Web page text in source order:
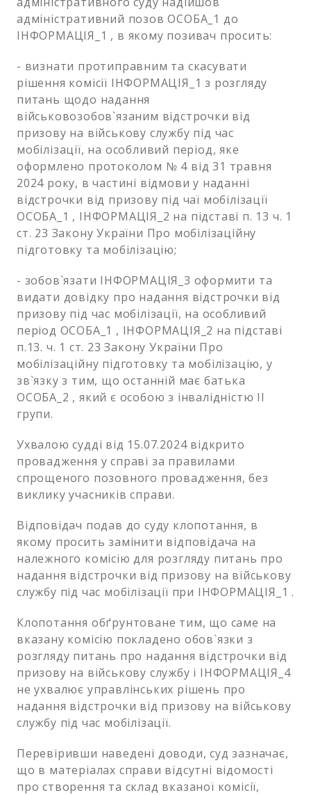
адміністративний позов ОСОБА_1 до
ІНФОРМАЦІЯ_1 , в якому позивач просить:
- визнати протиправним та скасувати
рішення комісії ІНФОРМАЦІЯ_1 з розгляду
питань щодо надання
військовозобов`язаним відстрочки від
призову на військову службу під час
мобілізації, на особливий період, яке
оформлено протоколом № 4 від 31 травня
2024 року, в частині відмови у наданні
відстрочки від призову під чаї мобілізації
ОСОБА_1 , ІНФОРМАЦІЯ_2 на підставі п. 13 ч. 1
ст. 23 Закону України Про мобілізаційну
підготовку та мобілізацію;
- зобов`язати ІНФОРМАЦІЯ_3 оформити та
видати довідку про надання відстрочки від
призову під час мобілізації, на особливий
період ОСОБА_1 , ІНФОРМАЦІЯ_2 на підставі
п.13. ч. 1 ст. 23 Закону України Про
мобілізаційну підготовку та мобілізацію, у
зв`язку з тим, що останній має батька
ОСОБА_2 , який є особою з інвалідністю ІІ
групи.
Ухвалою судді від 15.07.2024 відкрито
провадження у справі за правилами
спрощеного позовного провадження, без
виклику учасників справи.
Відповідач подав до суду клопотання, в
якому просить замінити відповідача на
належного комісію для розгляду питань про
надання відстрочки від призову на військову
службу під час мобілізації при ІНФОРМАЦІЯ_1 .
Клопотання обґрунтоване тим, що саме на
вказану комісію покладено обов`язки з
розгляду питань про надання відстрочки від
призову на військову службу і ІНФОРМАЦІЯ_4
не ухвалює управлінських рішень про
надання відстрочки від призову на військову
службу під час мобілізації.
Перевіривши наведені доводи, суд зазначає,
що в матеріалах справи відсутні відомості
про створення та склад вказаної комісії,